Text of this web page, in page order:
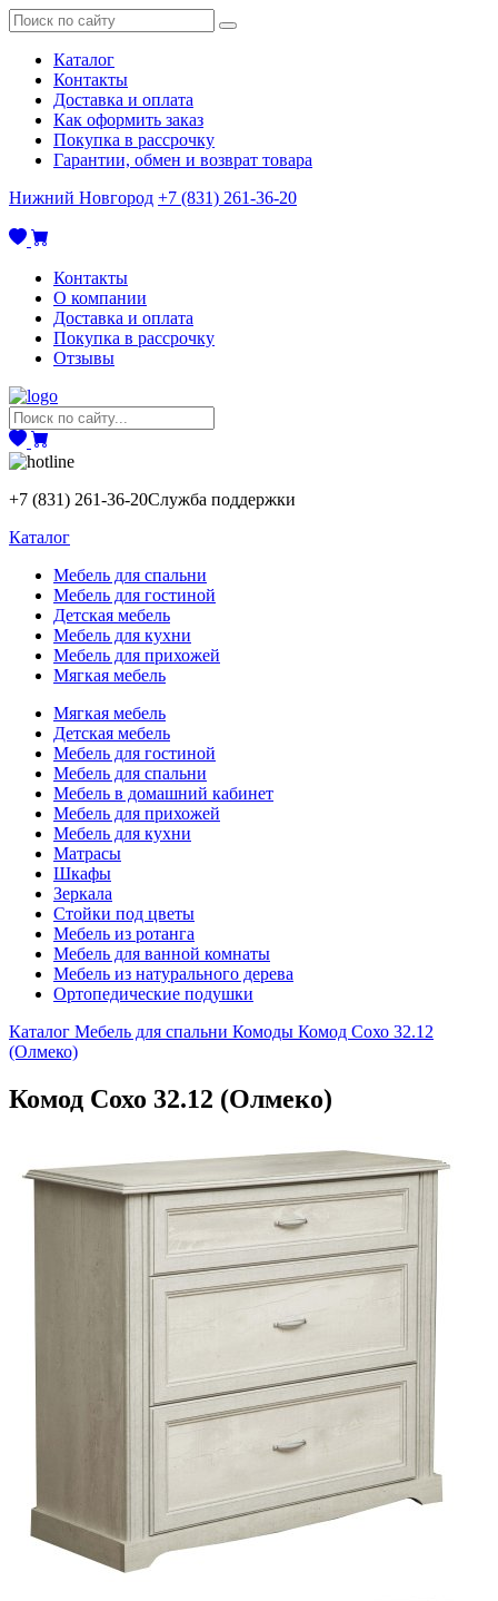
Каталог
Контакты
Доставка и оплата
Как оформить заказ
Покупка в рассрочку
Гарантии, обмен и возврат товара
Нижний Новгород +7 (831) 261-36-20
Контакты
О компании
Доставка и оплата
Покупка в рассрочку
Отзывы
+7 (831) 261-36-20Служба поддержки
Каталог
Мебель для спальни
Мебель для гостиной
Детская мебель
Мебель для кухни
Мебель для прихожей
Мягкая мебель
Мягкая мебель
Детская мебель
Мебель для гостиной
Мебель для спальни
Мебель в домашний кабинет
Мебель для прихожей
Мебель для кухни
Матрасы
Шкафы
Зеркала
Стойки под цветы
Мебель из ротанга
Мебель для ванной комнаты
Мебель из натурального дерева
Ортопедические подушки
Каталог Мебель для спальни Комоды Комод Сохо 32.12
(Олмеко)
Комод Сохо 32.12 (Олмеко)